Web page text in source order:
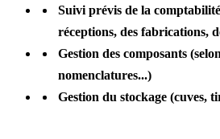
Suivi prévis de la
réceptions, des fabrications,
Gestion des composants
nomenclatures...)
Gestion du stockage (cuves,